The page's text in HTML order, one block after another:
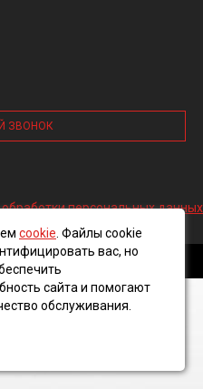
ЗВОНОК
персональных данных
компания, 2016 ©
cookie . Файлы cookie
вас, но
сайта и помогают
обслуживания.